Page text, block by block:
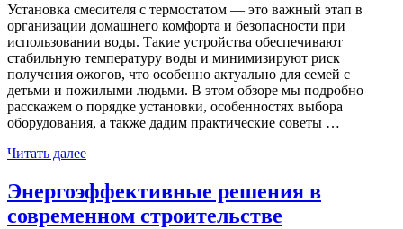
Установка смесителя с термостатом — это важный этап в
организации домашнего комфорта и безопасности при
использовании воды. Такие устройства обеспечивают
стабильную температуру воды и минимизируют риск
получения ожогов, что особенно актуально для семей с
детьми и пожилыми людьми. В этом обзоре мы подробно
расскажем о порядке установки, особенностях выбора
оборудования, а также дадим практические советы …
Читать далее
Энергоэффективные решения в
современном строительстве